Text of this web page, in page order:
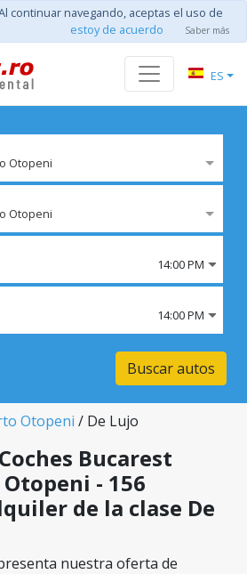
continuar navegando, aceptas el uso de
estoy de acuerdo Saber más
ES
Otopeni
Otopeni
14:00 PM
14:00 PM
Buscar autos
Otopeni / De Lujo
Bucarest
- 156
de la clase De
nuestra oferta de